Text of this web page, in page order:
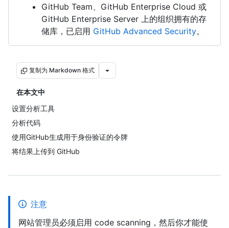
GitHub Team、GitHub Enterprise Cloud 或
GitHub Enterprise Server 上的组织拥有的存
储库，已启用 GitHub Advanced Security。
复制为 Markdown 格式
在本文中
设置分析工具
分析代码
使用GitHub生成用于身份验证的令牌
将结果上传到 GitHub
注意
网站管理员必须启用 code scanning，然后你才能使